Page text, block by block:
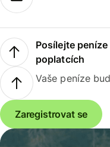
Posílejte
poplatcích
Vaše peníze
Zaregistrovat se